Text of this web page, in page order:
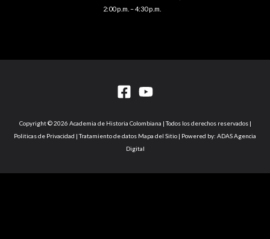
2:00 p.m. – 4:30 p.m.
Copyright © 2026 Academia de Historia Colombiana | Todos los derechos reservados |
Politicas de Privacidad | Tratamiento de datos Mapa del Sitio | Powered by: ADAS Agencia
Digital